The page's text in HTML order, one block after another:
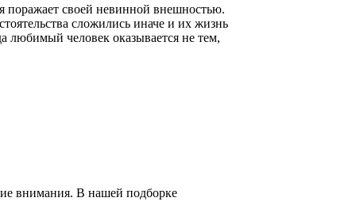
поражает своей невинной внешностью.
сложились иначе и их жизнь
любимый человек оказывается не тем,
внимания. В нашей подборке